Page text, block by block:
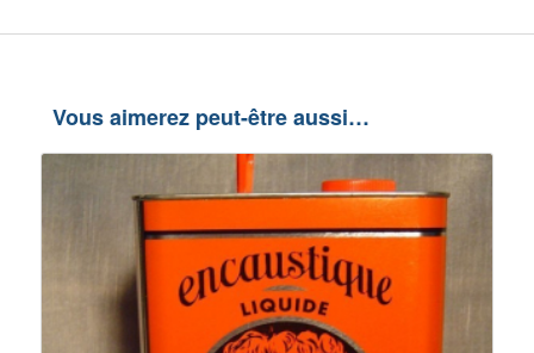
Vous aimerez peut-être aussi…